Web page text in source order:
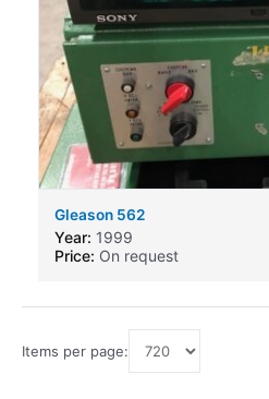
Gleason 562
Year: 1999
Price: On request
Items per page: